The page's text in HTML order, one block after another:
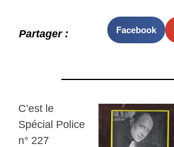
Partager : Facebook
C’est le
Spécial Police
n° 227